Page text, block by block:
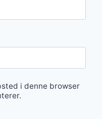
i denne browser